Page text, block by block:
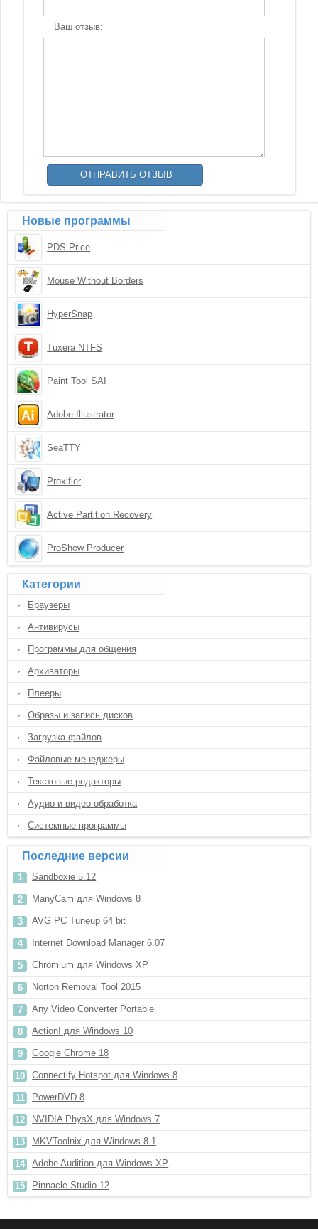
Ваш отзыв:
Новые программы
PDS-Price
Mouse Without Borders
HyperSnap
Tuxera NTFS
Paint Tool SAI
Adobe Illustrator
SeaTTY
Proxifier
Active Partition Recovery
ProShow Producer
Категории
Браузеры
Антивирусы
Программы для общения
Архиваторы
Плееры
Образы и запись дисков
Загрузка файлов
Файловые менеджеры
Текстовые редакторы
Аудио и видео обработка
Системные программы
Последние версии
Sandboxie 5.12
ManyCam для Windows 8
AVG PC Tuneup 64 bit
Internet Download Manager 6.07
Chromium для Windows XP
Norton Removal Tool 2015
Any Video Converter Portable
Action! для Windows 10
Google Chrome 18
Connectify Hotspot для Windows 8
PowerDVD 8
NVIDIA PhysX для Windows 7
MKVToolnix для Windows 8.1
Adobe Audition для Windows XP
Pinnacle Studio 12